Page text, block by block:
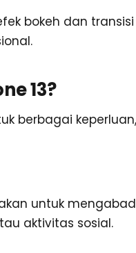
bokeh dan transisi
13?
berbagai keperluan,
untuk
aktivitas sosial.